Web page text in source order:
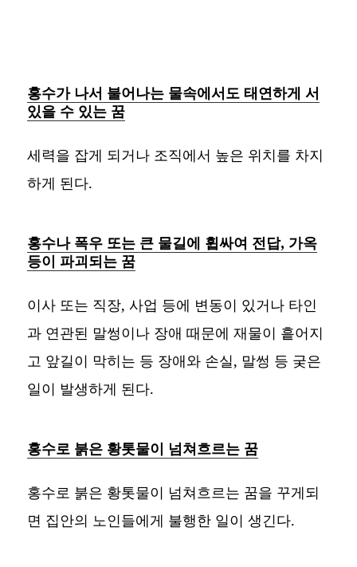
홍수가 나서 불어나는 물속에서도 태연하게 서
있을 수 있는 꿈
세력을 잡게 되거나 조직에서 높은 위치를 차지
하게 된다.
홍수나 폭우 또는 큰 물길에 휩싸여 전답, 가옥
등이 파괴되는 꿈
이사 또는 직장, 사업 등에 변동이 있거나 타인
과 연관된 말썽이나 장애 때문에 재물이 흩어지
고 앞길이 막히는 등 장애와 손실, 말썽 등 궂은
일이 발생하게 된다.
홍수로 붉은 황톳물이 넘쳐흐르는 꿈
홍수로 붉은 황톳물이 넘쳐흐르는 꿈을 꾸게되
면 집안의 노인들에게 불행한 일이 생긴다.